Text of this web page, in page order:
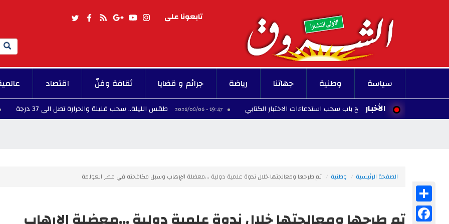
تابعونا على
Search
سياسة وطنية جهاتنا رياضة جرائم و قضايا ثقافة وفنّ اقتصاد
الأخبار
وزارة التربية تفتح باب سحب استدعاءات الاختبار الكتابي 19:47 - 2026/08/06 طقس الليلة.. سحب قليلة والحرارة تصل الى 37 درجة 19:06 - 2026/08/06
الصفحة الرئيسية وطنية تم طرحها ومعالجتها خلال ندوة علمية دولية ...معضلة الإرهاب وسبل مكافحته في عصر العولمة
Facebook